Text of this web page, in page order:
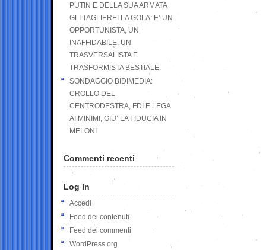
PUTIN E DELLA SUA ARMATA
GLI TAGLIEREI LA GOLA: E’ UN
OPPORTUNISTA, UN
INAFFIDABILE, UN
TRASVERSALISTA E
TRASFORMISTA BESTIALE.
SONDAGGIO BIDIMEDIA:
CROLLO DEL
CENTRODESTRA, FDI E LEGA
AI MINIMI, GIU’ LA FIDUCIA IN
MELONI
Commenti recenti
Log In
Accedi
Feed dei contenuti
Feed dei commenti
WordPress.org